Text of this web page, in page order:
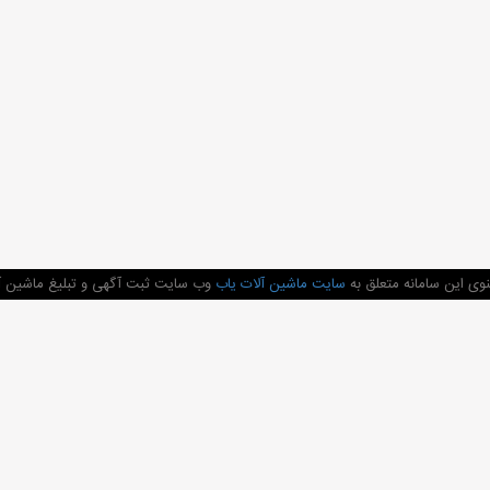
این سامانه متعلق به سایت ماشین آلات یاب وب سایت ثبت آگهی و تبلیغ ماشین